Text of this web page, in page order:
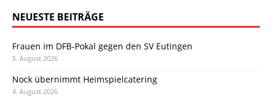
NEUESTE BEITRÄGE
Frauen im DFB-Pokal gegen den SV Eutingen
5. August 2026
Nock übernimmt Heimspielcatering
4. August 2026